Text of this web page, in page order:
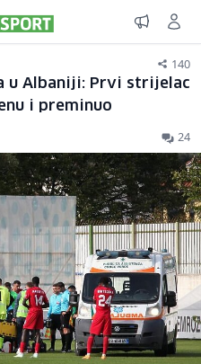
140
u Albaniji: Prvi strijelac
i preminuo
24